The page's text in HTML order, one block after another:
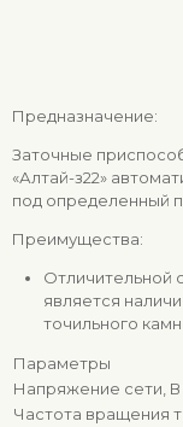
Предназначение:
Заточные
«Алтай-з22»
под определенный
Преимущества:
Отличительной
является
точильного
Параметры
Напряжение сети, В
Частота вращения